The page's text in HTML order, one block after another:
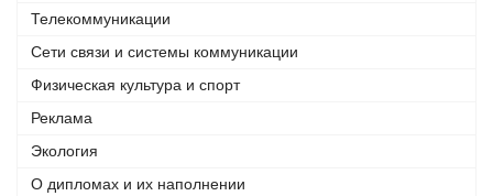
Телекоммуникации
Сети связи и системы коммуникации
Физическая культура и спорт
Реклама
Экология
О дипломах и их наполнении